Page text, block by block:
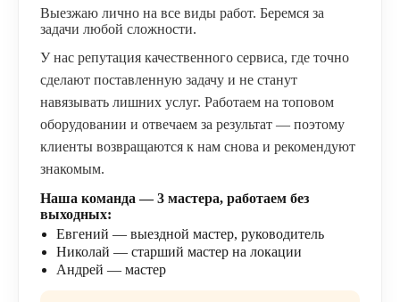
Выезжаю лично на все виды работ. Беремся за
задачи любой сложности.
У нас репутация качественного сервиса, где точно
сделают поставленную задачу и не станут
навязывать лишних услуг. Работаем на топовом
оборудовании и отвечаем за результат — поэтому
клиенты возвращаются к нам снова и рекомендуют
знакомым.
Наша команда — 3 мастера, работаем без
выходных:
Евгений — выездной мастер, руководитель
Николай — старший мастер на локации
Андрей — мастер